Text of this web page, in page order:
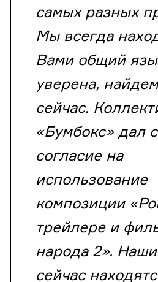
самых разных
Мы всегда
Вами общий
уверена,
сейчас.
«Бумбокс» дал
согласие на
использование
композиции
трейлере и
народа 2».
сейчас